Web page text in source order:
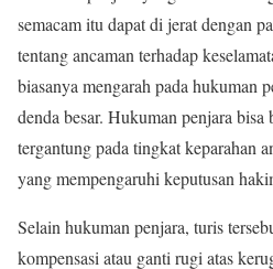
semacam itu dapat di jerat dengan
tentang ancaman terhadap
biasanya mengarah pada hukuman
denda besar. Hukuman penjara
tergantung pada tingkat keparahan
yang mempengaruhi keputusan
Selain hukuman penjara, turis
kompensasi atau ganti rugi atas